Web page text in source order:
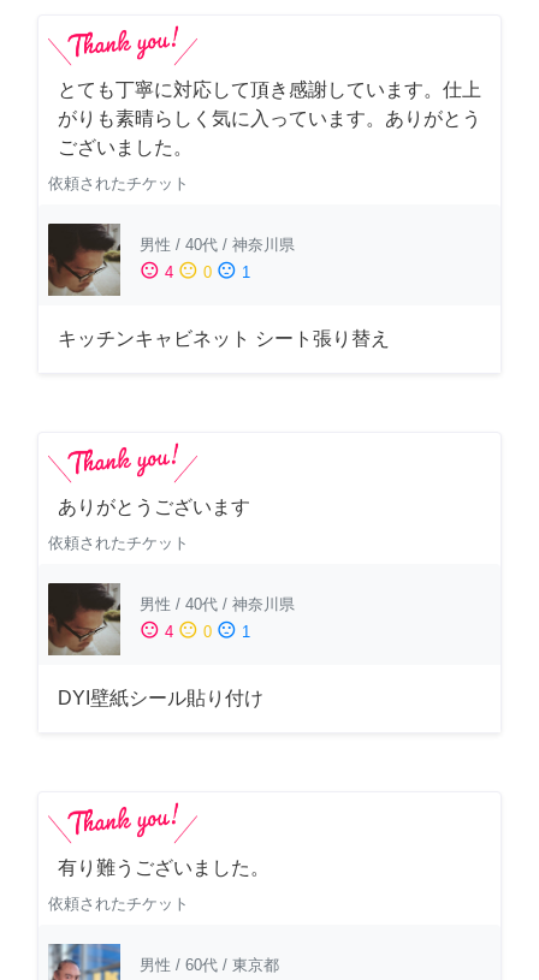
とても丁寧に対応して頂き感謝しています。仕上
がりも素晴らしく気に入っています。ありがとう
ございました。
依頼されたチケット
男性 / 40代 / 神奈川県
sentiment_satisfied 4 sentiment_neutral 0 sentiment_dissatisfied 1
キッチンキャビネット シート張り替え
ありがとうございます
依頼されたチケット
男性 / 40代 / 神奈川県
sentiment_satisfied 4 sentiment_neutral 0 sentiment_dissatisfied 1
DYI壁紙シール貼り付け
有り難うございました。
依頼されたチケット
男性 / 60代 / 東京都